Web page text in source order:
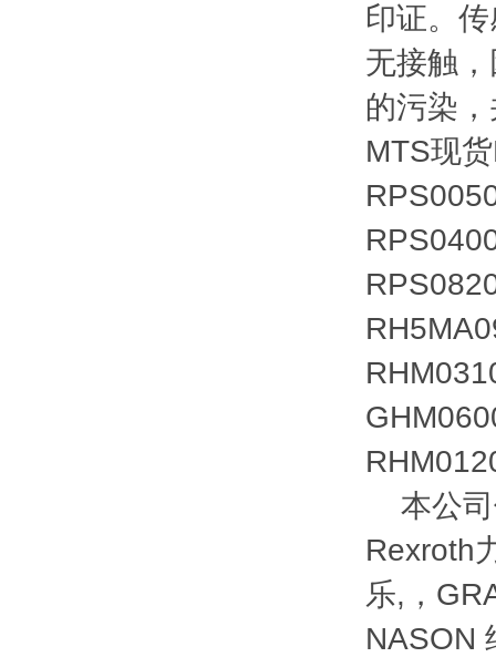
印证。
无接触
的污染
MTS现
本公司
Rexroth
乐,，
NASON